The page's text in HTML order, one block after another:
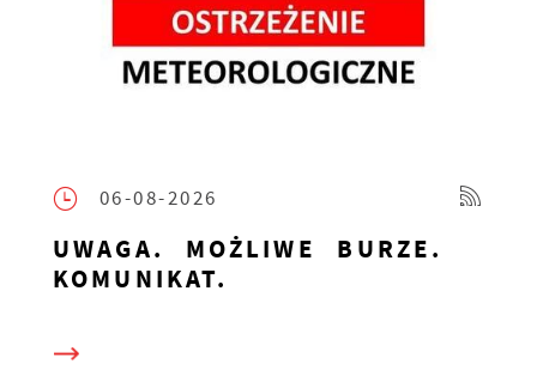
06-08-2026
UWAGA. MOŻLIWE BURZE.
KOMUNIKAT.